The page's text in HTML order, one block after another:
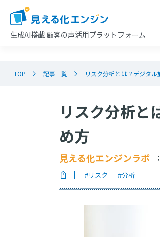
生成AI搭載 顧客の声活用プラットフォーム
TOP 記事一覧 リスク分析とは？デジタ
リスク分析と
め方
見える化エンジンラボ ：
#リスク #分析